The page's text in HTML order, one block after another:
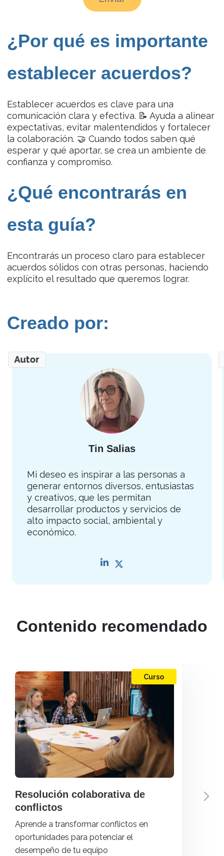
¿Por qué es importante
establecer acuerdos?
Establecer acuerdos es clave para una
comunicación clara y efectiva. 📝 Ayuda a alinear
expectativas, evitar malentendidos y fortalecer
la colaboración. 🤝 Cuando todos saben qué
esperar y qué aportar, se crea un ambiente de
confianza y compromiso.
¿Qué encontrarás en
esta guía?
Encontrarás un proceso claro para establecer
acuerdos sólidos con otras personas, haciendo
explícito el resultado que queremos lograr.
Creado por:
Autor
Tin Salias
Mi deseo es inspirar a las personas a
generar entornos diversos, entusiastas
y creativos, que les permitan
desarrollar productos y servicios de
alto impacto social, ambiental y
económico.
Contenido recomendado
Curso
colaborativa de
conflictos en
para potenciar el
tu equipo
significativas y
para
resultados de tu
Previous